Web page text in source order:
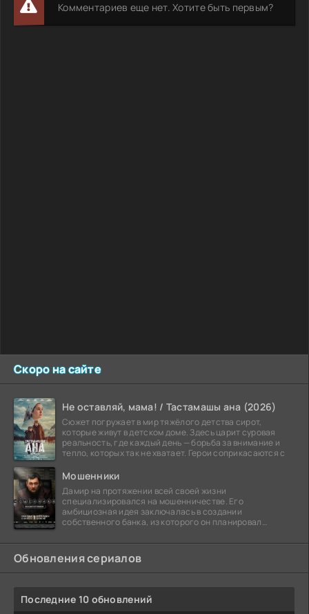
Скоро на сайте
Не оставляй, мама! / Тастамашы ана (2026)
Сюжет погружает в мир тяжёлого детства сирот,
которые живут в детском доме. Здесь царит суровая
реальность, где каждый день — борьба за внимание и
тепло, которых так не хватает. Герои соприкасаются с
Мошенники
Дамир на протяжении всей своей жизни
специализировался на мошенничестве. Его
амбициозная идея заключалась в создании
собственного банка, из которого он планировал
Обновления сериалов
Последние 10 обновлений
Комментариев еще нет. Хотите быть первым?